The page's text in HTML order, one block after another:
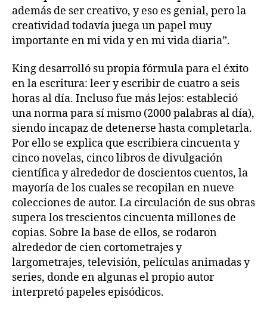
además de ser creativo, y eso es genial, pero la
creatividad todavía juega un papel muy
importante en mi vida y en mi vida diaria”.
King desarrolló su propia fórmula para el éxito
en la escritura: leer y escribir de cuatro a seis
horas al día. Incluso fue más lejos: estableció
una norma para sí mismo (2000 palabras al día),
siendo incapaz de detenerse hasta completarla.
Por ello se explica que escribiera cincuenta y
cinco novelas, cinco libros de divulgación
científica y alrededor de doscientos cuentos, la
mayoría de los cuales se recopilan en nueve
colecciones de autor. La circulación de sus obras
supera los trescientos cincuenta millones de
copias. Sobre la base de ellos, se rodaron
alrededor de cien cortometrajes y
largometrajes, televisión, películas animadas y
series, donde en algunas el propio autor
interpretó papeles episódicos.